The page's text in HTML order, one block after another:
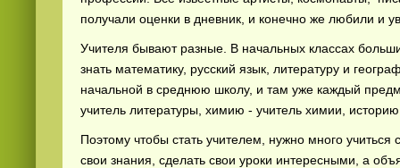
получали оценки в дневник, и конечно же любили и
Учителя бывают разные. В начальных классах
знать математику, русский язык, литературу и
начальной в среднюю школу, и там уже каждый
учитель литературы, химию - учитель химии,
Поэтому чтобы стать учителем, нужно много
свои знания, сделать свои уроки интересными, а